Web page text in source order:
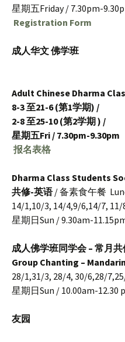
星期五Friday / 7.30pm-
Registration Form
成人华
Adult Chinese Dharma
8-3 至21-6 (第1学期) /
2-8 至25-10 (第2学期 ) /
星期五Fri / 7.30pm-
报名表格
Dharma Class Students
共修-英语/ 备素食午餐
14/1,10/3, 14/4,9/6,14/7,
星期日Sun / 9.30am-
成人佛学班同学会 – 常月共
Group Chanting – Mandarin
28/1,31/3, 28/4, 30/6,28/
星期日Sun / 10.00am-12.30